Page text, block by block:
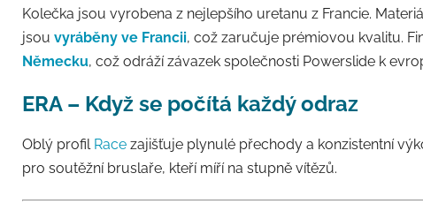
Kolečka jsou vyrobena z nejlepšího uretanu z Francie.
jsou vyráběny ve Francii, což zaručuje prémiovou kvalitu.
Německu, což odráží závazek společnosti Powerslide k
ERA – Když se počítá každý odraz
Oblý profil Race zajišťuje plynulé přechody a konzistentní
pro soutěžní bruslaře, kteří míří na stupně vítězů.